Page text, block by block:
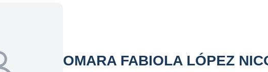
OMARA FABIOLA LÓPEZ